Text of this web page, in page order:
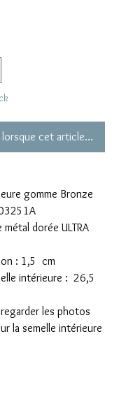
cet article est
gomme Bronze
métal dorée ULTRA
: 1,5 cm
intérieure : 26,5
les photos
la semelle intérieure